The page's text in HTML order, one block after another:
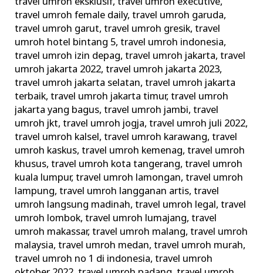
travel umroh female daily,travel umroh garuda,
travel umroh garut,travel umroh gresik,travel
umroh hotel bintang 5,travel umroh indonesia,
travel umroh izin depag,travel umroh jakarta,travel
umroh jakarta 2022,travel umroh jakarta 2023,
travel umroh jakarta selatan,travel umroh jakarta
terbaik,travel umroh jakarta timur,travel umroh
jakarta yang bagus,travel umroh jambi,travel
umroh jkt,travel umroh jogja,travel umroh juli 2022,
travel umroh kalsel,travel umroh karawang,travel
umroh kaskus,travel umroh kemenag,travel umroh
khusus,travel umroh kota tangerang,travel umroh
kuala lumpur,travel umroh lamongan,travel umroh
lampung,travel umroh langganan artis,travel
umroh langsung madinah,travel umroh legal,travel
umroh lombok,travel umroh lumajang,travel
umroh makassar,travel umroh malang,travel umroh
malaysia,travel umroh medan,travel umroh murah,
travel umroh no 1 di indonesia,travel umroh